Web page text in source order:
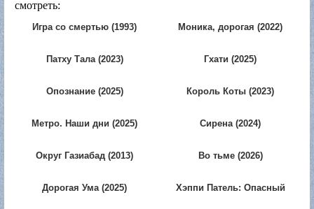
смотреть:
Игра со смертью (1993) Моника, дорогая (2022)
Патху Тала (2023) Гхати (2025)
Опознание (2025) Король Коты (2023)
Метро. Наши дни (2025) Сирена (2024)
Округ Газиабад (2013) Во тьме (2026)
Дорогая Ума (2025)
Хэппи Патель: Опасный